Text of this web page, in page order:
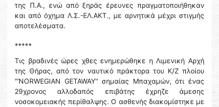
της Π.Α., ενώ από ξηράς έρευνες πραγματοποιήθηκαν
και από όχημα Λ.Σ.-ΕΛ.ΑΚΤ., με αρνητικά μέχρι στιγμής
αποτελέσματα.
*****
Τις βραδινές ώρες χθες ενημερώθηκε η Λιμενική Αρχή
της Θήρας, από τον ναυτικό πράκτορα του Κ/Ζ πλοίου
'”NORWEGIAN GETAWAY'' σημαίας Μπαχαμών, ότι ένας
29χρονος αλλοδαπός επιβάτης έχρηζε άμεσης
νοσοκομειακής περίθαλψης. Ο ασθενής διακομίστηκε με